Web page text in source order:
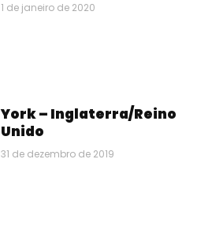
1 de janeiro de 2020
York – Inglaterra/Reino
Unido
31 de dezembro de 2019